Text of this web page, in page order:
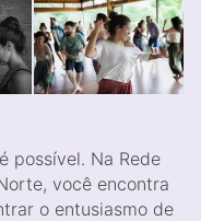
possível. Na Rede
você encontra
o entusiasmo de